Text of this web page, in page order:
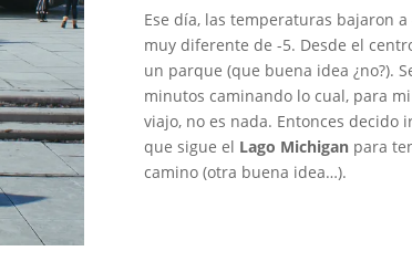
Ese día, las temperaturas bajaron
muy diferente de -5. Desde el
un parque (que buena idea ¿no?).
minutos caminando lo cual, para
viajo, no es nada. Entonces decido
que sigue el Lago Michiganpara
camino (otra buena idea…).